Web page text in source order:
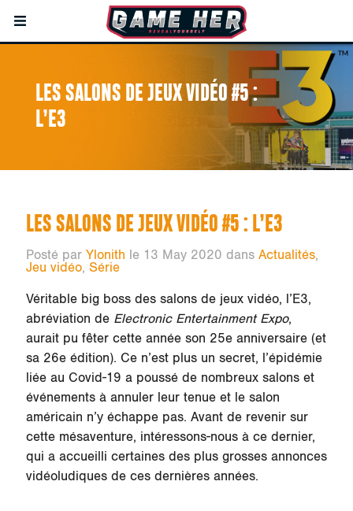
LES SALONS DE JEUX VIDÉO #5 :
L’E3
LES SALONS DE JEUX VIDÉO #5 : L’E3
Posté par Ylonith le 13 May 2020 dans Actualités,
Jeu vidéo, Série
Véritable big boss des salons de jeux vidéo, l’E3,
abréviation de Electronic Entertainment Expo,
aurait pu fêter cette année son 25e anniversaire (et
sa 26e édition). Ce n’est plus un secret, l’épidémie
liée au Covid-19 a poussé de nombreux salons et
événements à annuler leur tenue et le salon
américain n’y échappe pas. Avant de revenir sur
cette mésaventure, intéressons-nous à ce dernier,
qui a accueilli certaines des plus grosses annonces
vidéoludiques de ces dernières années.